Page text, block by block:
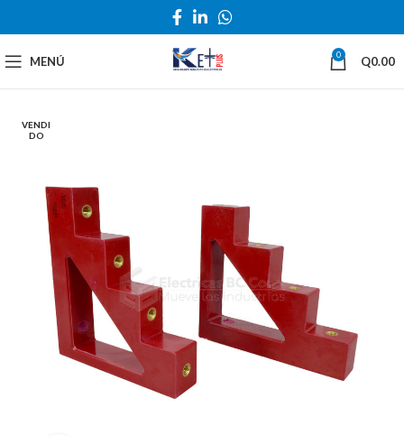
MENÚ 0 Q0.00
VENDI
DO